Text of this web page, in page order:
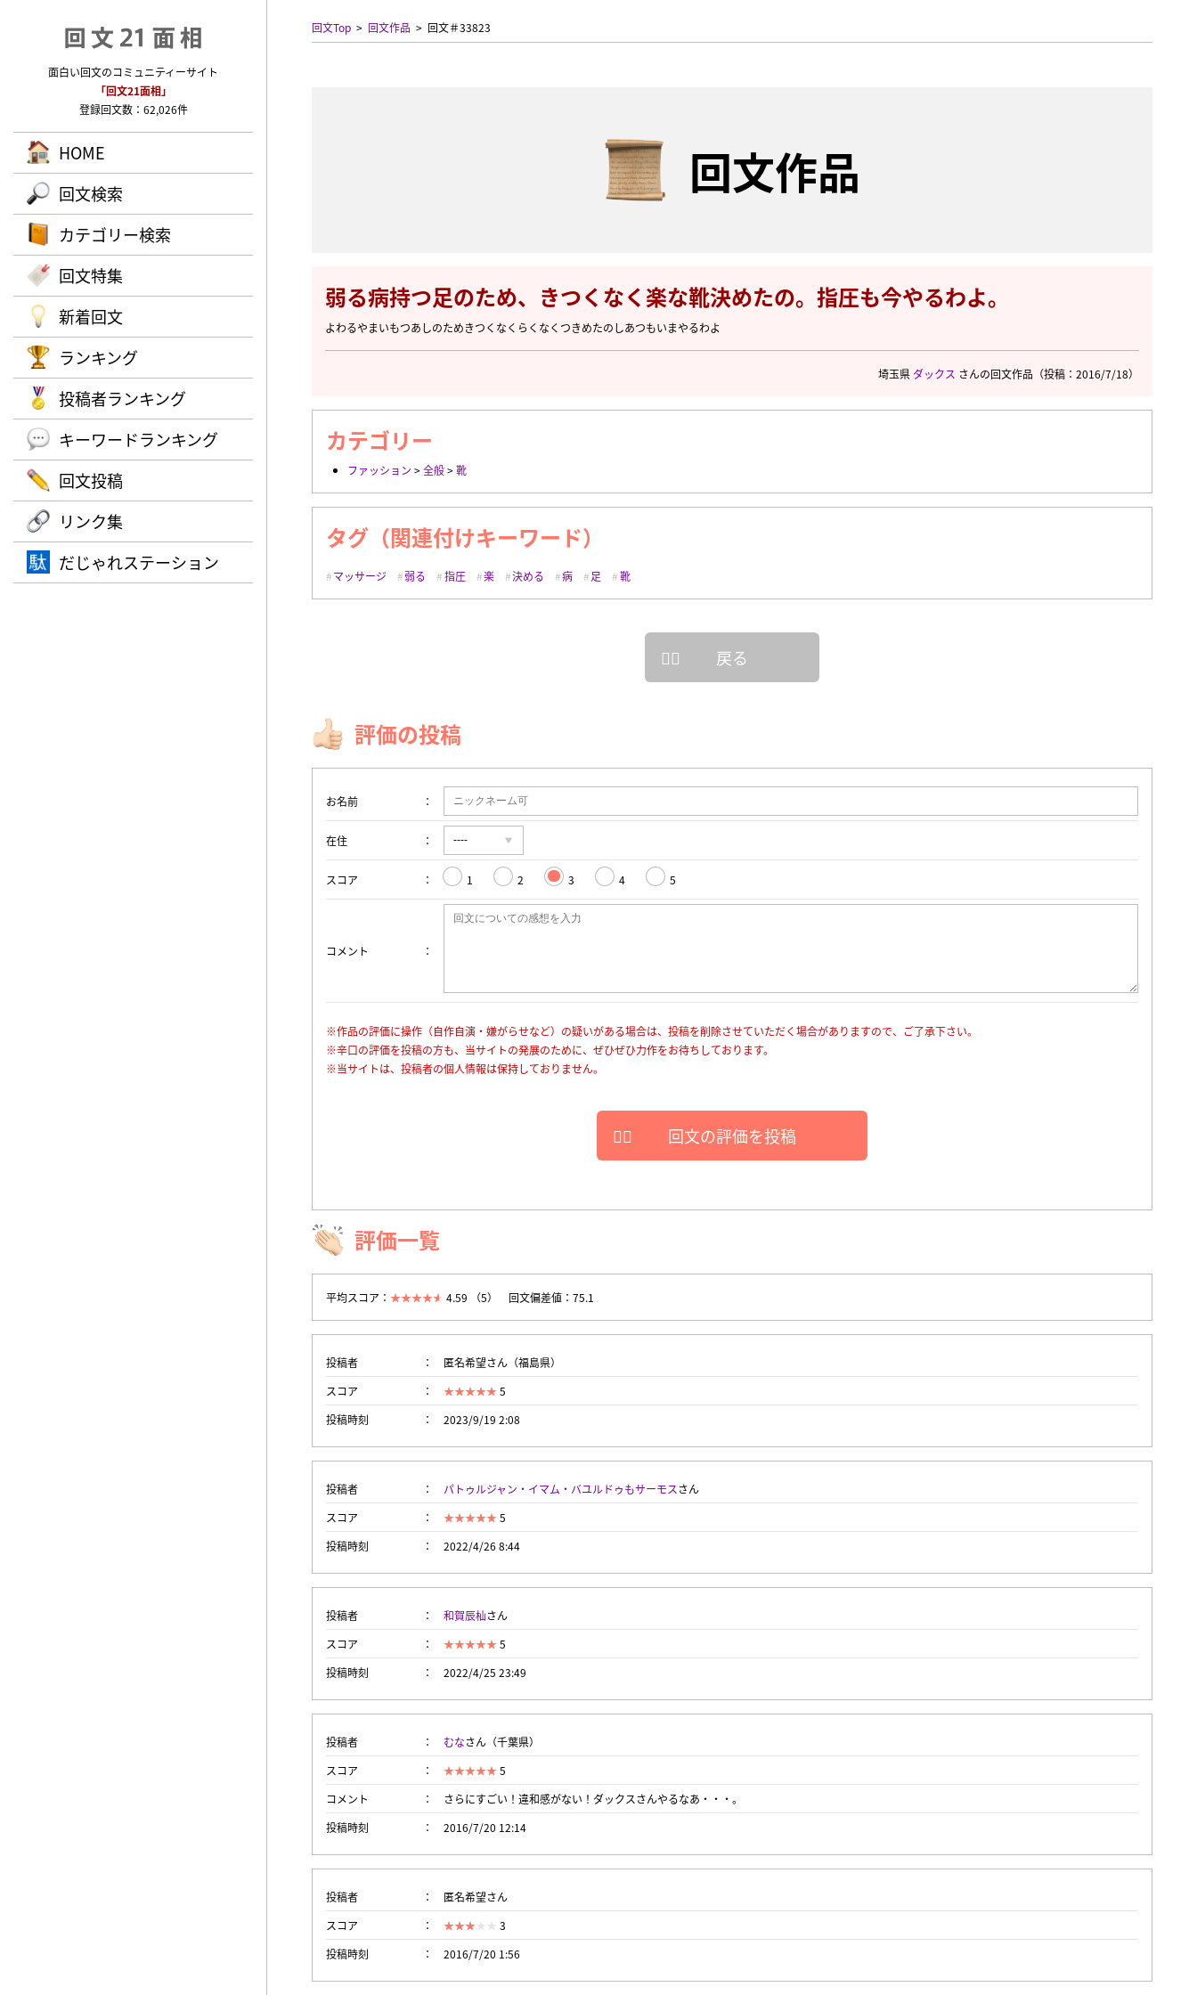
面白い回文のコミュニティーサイト
「回文21面相」
登録回文数：62,026件
HOME
回文検索
カテゴリー検索
回文特集
新着回文
ランキング
投稿者ランキング
キーワードランキング
回文投稿
リンク集
だじゃれステーション
回文Top 回文作品 回文＃33823
回文作品
弱る病持つ足のため、きつくなく楽な靴決めたの。指圧も今やるわよ。
よわるやまいもつあしのためきつくなくらくなくつきめたのしあつもいまやるわよ
埼玉県 ダックス さんの回文作品 （投稿：2016/7/18）
カテゴリー
ファッション >全般>靴
タグ（関連付けキーワード）
マッサージ 弱る 指圧 楽 決める 病 足 靴
戻る
評価の投稿
お名前
在住
スコア 1 2 3 4 5
コメント
※作品の評価に操作（自作自演・嫌がらせなど）の疑いがある場合は、投稿を削除させていただく場合がありますので、ご了承下さい。
※辛口の評価を投稿の方も、当サイトの発展のために、ぜひぜひ力作をお待ちしております。
※当サイトは、投稿者の個人情報は保持しておりません。
回文の評価を投稿
評価一覧
平均スコア： 4.59 （5） 回文偏差値：75.1
投稿者
匿名希望さん（福島県）
スコア
5
投稿時刻
2023/9/19 2:08
投稿者 パトゥルジャン・イマム・バユルドゥもサーモス さん
スコア
5
投稿時刻
2022/4/26 8:44
投稿者 和賀辰杣さん
スコア
5
投稿時刻
2022/4/25 23:49
投稿者 むなさん（千葉県）
スコア
5
コメント
さらにすごい！違和感がない！ダックスさんやるなあ・・・。
投稿時刻
2016/7/20 12:14
投稿者
匿名希望さん
スコア
3
投稿時刻
2016/7/20 1:56